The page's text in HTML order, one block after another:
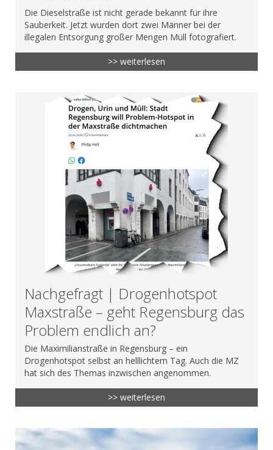
Die Dieselstraße ist nicht gerade bekannt für ihre
Sauberkeit. Jetzt wurden dort zwei Männer bei der
illegalen Entsorgung großer Mengen Müll fotografiert.
>> weiterlesen
Nachgefragt | Drogenhotspot
Maxstraße – geht Regensburg das
Problem endlich an?
Die Maximilianstraße in Regensburg – ein
Drogenhotspot selbst an helllichtem Tag. Auch die MZ
hat sich des Themas inzwischen angenommen.
>> weiterlesen